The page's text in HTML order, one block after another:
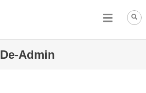
De-Admin